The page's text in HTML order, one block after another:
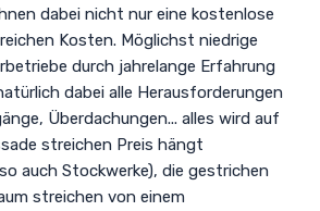
dabei nicht nur eine kostenlose
Kosten. Möglichst niedrige
durch jahrelange Erfahrung
dabei alle Herausforderungen
Überdachungen... alles wird auf
streichen Preis hängt
auch Stockwerke), die gestrichen
streichen von einem